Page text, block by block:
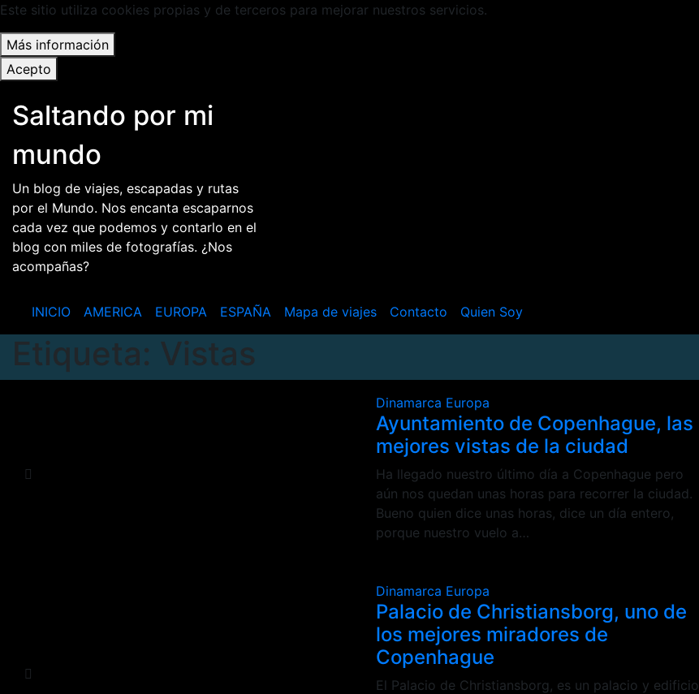
Este sitio utiliza cookies propias y de terceros para mejorar nuestros servicios.
Más información
Acepto
contenido
Saltando por mi
mundo
Un blog de viajes, escapadas y rutas
por el Mundo. Nos encanta escaparnos
cada vez que podemos y contarlo en el
blog con miles de fotografías. ¿Nos
acompañas?
INICIO AMERICA EUROPA ESPAÑA Mapa de viajes Contacto Quien Soy
Etiqueta: Vistas
Dinamarca Europa
Ayuntamiento de Copenhague, las
mejores vistas de la ciudad
Ha llegado nuestro último día a Copenhague pero
aún nos quedan unas horas para recorrer la ciudad.
Bueno quien dice unas horas, dice un día entero,
porque nuestro vuelo a…
Dinamarca Europa
Palacio de Christiansborg, uno de
los mejores miradores de
Copenhague
El Palacio de Christiansborg, es un palacio y edificio